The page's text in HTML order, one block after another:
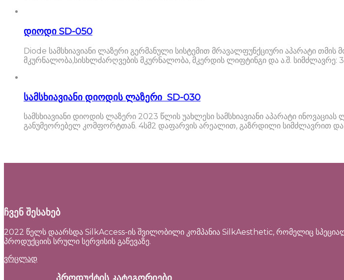
დიოდი SD-050
Diode სამსხიავიანი ლაზერი გერმანული სისტემით მრავალფუნქციური აპარატი თმის
მკურნალობა,სისხლძარღვების მკურნალობა, მკერდის ლიფტინგი და ა.შ. სიმძლავრე:
სამსხიავიანი დიოდის ლაზერი SD-030
სამსხიავიანი დიოდის ლაზერი 2023 წლის უახლესი სამსხიავიანი აპარატი
განუმეორებელ კომფორტთან. 4სმ2 დაფარვის არეალით, გაზრდილი სიმძლავრით და
ჩვენ შესახებ
2022 წელს დაარსდა SilkAccess-ის შვილობილი კომპანია SilkAesthetic, რომელიც
პროდუქციის სრული სერვისის გაწევაზე.
ვრცლად